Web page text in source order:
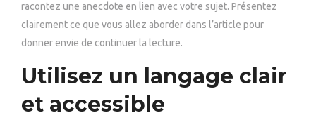
racontez une anecdote en lien avec votre sujet. Présentez
clairement ce que vous allez aborder dans l’article pour
donner envie de continuer la lecture.
Utilisez un langage clair
et accessible